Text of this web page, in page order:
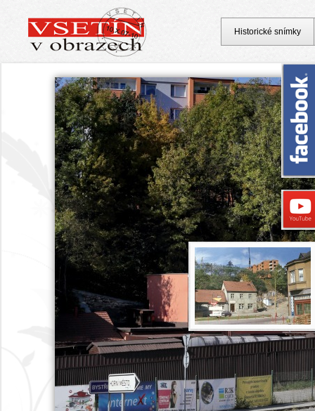
Historické snímky